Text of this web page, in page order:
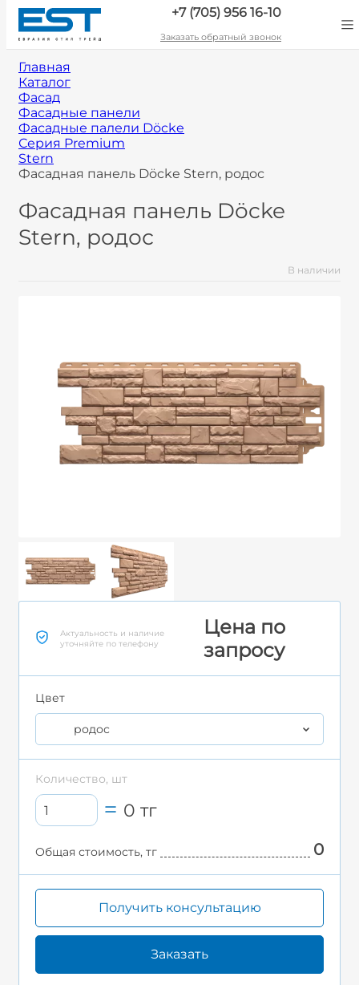
+7 (705) 956 16-10
Заказать обратный звонок
Главная
Каталог
Фасад
Фасадные панели
Фасадные палели Döcke
Серия Premium
Stern
Фасадная панель Döcke Stern, родос
Фасадная панель Döcke
Stern, родос
В наличии
Актуальность и наличие
уточняйте по телефону
Цена по
запросу
Цвет
родос
Количество, шт
0тг
Общая стоимость, тг 0
Получить консультацию
Заказать